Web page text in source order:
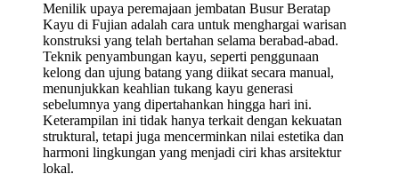
Menilik upaya peremajaan jembatan Busur Beratap
Kayu di Fujian adalah cara untuk menghargai warisan
konstruksi yang telah bertahan selama berabad-abad.
Teknik penyambungan kayu, seperti penggunaan
kelong dan ujung batang yang diikat secara manual,
menunjukkan keahlian tukang kayu generasi
sebelumnya yang dipertahankan hingga hari ini.
Keterampilan ini tidak hanya terkait dengan kekuatan
struktural, tetapi juga mencerminkan nilai estetika dan
harmoni lingkungan yang menjadi ciri khas arsitektur
lokal.